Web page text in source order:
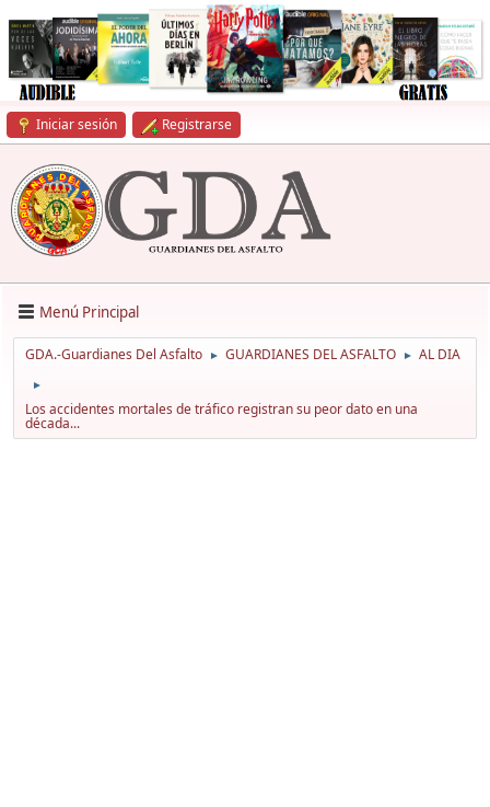
Iniciar sesión Registrarse
Menú Principal
GDA.-Guardianes Del Asfalto ► GUARDIANES DEL ASFALTO ► AL DIA
►
Los accidentes mortales de tráfico registran su peor dato en una
década...